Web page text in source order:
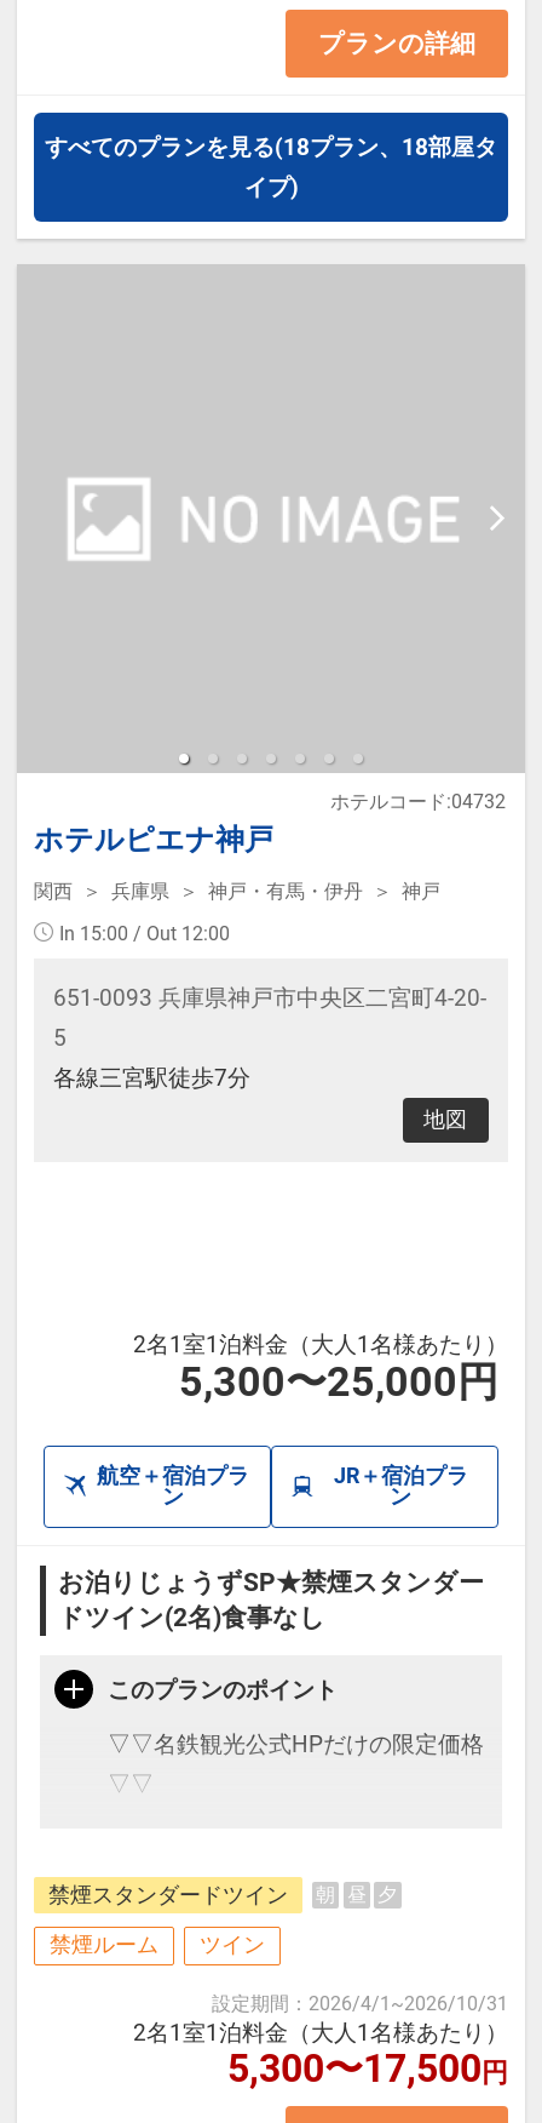
早くから予約が決まっているお客
出張・レジャーの予定に合わせて
ご利用下さい！
◆─━─━─━─━─━─━─━─━─━
1名様まで無料。
・ベッド2台のお部屋
大人1名様、子供1名様で利用され
様無料でのご案内となります。
大人2名様、子供3名様でご利用さ
れる場合は、大人3名様料金、添寝2
名様無料でのご案内となり、ベッド
3台のお部屋でのご案内となりま
は予めご準備致します。
もしお部屋に用意がなければお気
※先着順かつ予約不可
※満車の際は近隣の駐車場をご案内
しております。
その際、駐車料金は直接お停め頂
いた駐車場での
お支払いとなります。ご了承下さ
いませ。
◆個別空調
◆有線＆無線LAN(Wi-Fi)接続無料
◆加湿機能付き空気清浄機
スプレー
◆CORBY社製ズボンプレッサー完備
プランの詳細
すべてのプランを見る(18プラン、18部屋タ
イプ)
ホテルピエナ神戸
ホテルコード:04732
関西 兵庫県 神戸・有馬・伊丹
神戸
In 15:00 / Out 12:00
651-0093 兵庫県神戸市中央区二宮町4-20-
5
各線三宮駅徒歩7分
地図
2名1室1泊料金（大人1名様あたり）
5,300〜25,000円
航空＋宿泊プラ
ン
JR＋宿泊プラ
ン
お泊りじょうずSP★禁煙スタンダー
ドツイン(2名)食事なし
このプランのポイント
▽▽名鉄観光公式HPだけの限定価格
▽▽
地！北野異人館も徒歩圏内のため、
旅の起点に最高なロケーションです
＜お部屋タイプ＞禁煙スタンダード
ツイン 22平米 バス・トイレ付
禁煙スタンダードツイン 朝 昼 夕
禁煙ルーム ツイン
設定期間 ： 2026/4/1 ~2026/10/31
2名1室1泊料金（大人1名様あたり）
5,300〜17,500円